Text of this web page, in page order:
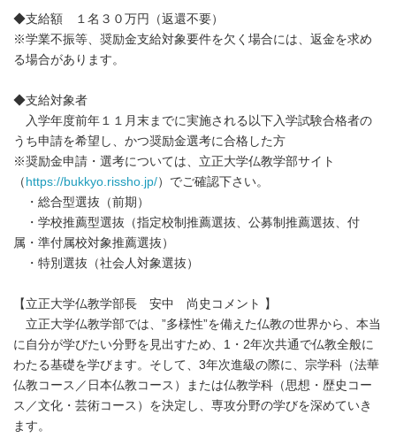
◆支給額 １名３０万円（返還不要）
※学業不振等、奨励金支給対象要件を欠く場合には、返金を求め
る場合があります。
◆支給対象者
入学年度前年１１月末までに実施される以下入学試験合格者の
うち申請を希望し、かつ奨励金選考に合格した方
※奨励金申請・選考については、立正大学仏教学部サイト
（ https://bukkyo.rissho.jp/）でご確認下さい。
・総合型選抜（前期）
・学校推薦型選抜（指定校制推薦選抜、公募制推薦選抜、付
属・準付属校対象推薦選抜）
・特別選抜（社会人対象選抜）
【立正大学仏教学部長 安中 尚史コメント 】
立正大学仏教学部では、”多様性”を備えた仏教の世界から、本当
に自分が学びたい分野を見出すため、1・2年次共通で仏教全般に
わたる基礎を学びます。そして、3年次進級の際に、宗学科（法華
仏教コース／日本仏教コース）または仏教学科（思想・歴史コー
ス／文化・芸術コース）を決定し、専攻分野の学びを深めていき
ます。